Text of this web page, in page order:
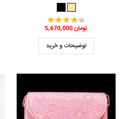
5,670,000 تومان
توضیحات و خرید